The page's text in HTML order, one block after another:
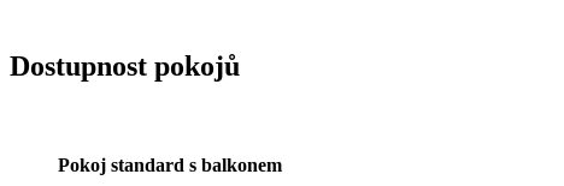
Dostupnost pokojů
Pokoj standard s balkonem